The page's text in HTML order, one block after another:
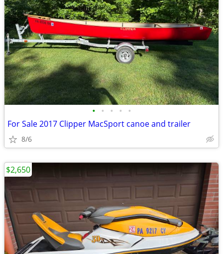
• • • • •
For Sale 2017 Clipper MacSport canoe and trailer
8/6
$2,650